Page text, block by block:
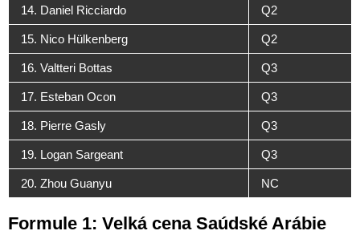
14. Daniel Ricciardo Q2
15. Nico Hülkenberg Q2
16. Valtteri Bottas Q3
17. Esteban Ocon Q3
18. Pierre Gasly Q3
19. Logan Sargeant Q3
20. Zhou Guanyu NC
Formule 1: Velká cena Saúdské Arábie